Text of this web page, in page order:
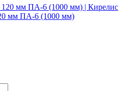
мм ПА-6 (1000 мм)